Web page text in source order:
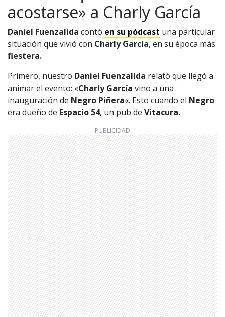
acostarse» a Charly García
Daniel Fuenzalida contó en su pódcast una particular
situación que vivió con Charly García, en su época más
fiestera.
Primero, nuestro Daniel Fuenzalida relató que llegó a
animar el evento: «Charly García vino a una
inauguración de Negro Piñera«. Esto cuando el Negro
era dueño de Espacio 54, un pub de Vitacura.